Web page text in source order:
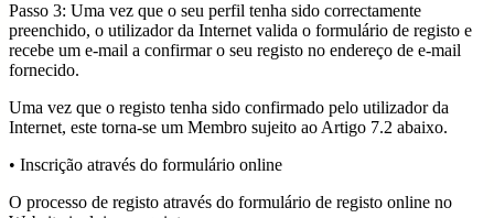
Passo 3: Uma vez que o seu perfil tenha sido correctamente
preenchido, o utilizador da Internet valida o formulário de registo e
recebe um e-mail a confirmar o seu registo no endereço de e-mail
fornecido.
Uma vez que o registo tenha sido confirmado pelo utilizador da
Internet, este torna-se um Membro sujeito ao Artigo 7.2 abaixo.
• Inscrição através do formulário online
O processo de registo através do formulário de registo online no